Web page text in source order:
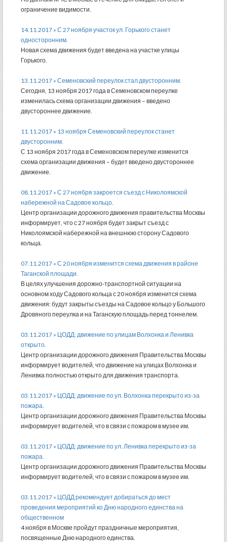
ограничение видимости.
14.11.2017 » С 27 ноября участок ул. Горького станет
односторонним.
Новая схема движения будет введена на участке улицы
Горького.
13.11.2017 » Семеновский переулок стал двусторонним.
Сегодня, 13 ноября 2017 года в Семеновском переулке
изменилась схема организации движения – введено
двустороннее движение.
11.11.2017 » 13 ноября Семеновский переулок станет
двусторонним.
С 13 ноября 2017 года в Семеновском переулке изменится
схема организации движения – будет введено двустороннее
движение.
08.11.2017 » С 27 ноября закроется съезд с Николоямской
набережной на Садовое кольцо.
Центр организации дорожного движения правительства Москвы
информирует, что с 27 ноября будет закрыт съезд с
Николоямской набережной на внешнюю сторону Садового
кольца.
07.11.2017 » С 20 ноября изменится схема движения в районе
Таганской площади.
В целях улучшения дорожно-транспортной ситуации на
основном ходу Садового кольца с 20 ноября изменится схема
движения: будут закрыты съезды на Садовое кольцо у Большого
Дровяного переулка и на Таганскую площадь перед тоннелем.
03.11.2017 » ЦОДД: движение по улицам Волхонка и Ленивка
открыто.
Центр организации дорожного движения Правительства Москвы
информирует водителей, что движение на улицах Волхонка и
Ленивка полностью открыто для движения транспорта.
03.11.2017 » ЦОДД: движение по ул. Волхонка перекрыто из-за
пожара.
Центр организации дорожного движения Правительства Москвы
информирует водителей, что в связи с пожаром в музее им.
03.11.2017 » ЦОДД: движение по ул. Ленивка перекрыто из-за
пожара.
Центр организации дорожного движения Правительства Москвы
информирует водителей, что в связи с пожаром в музее им.
03.11.2017 » ЦОДД рекомендует добираться до мест
проведения мероприятий ко Дню народного единства на
общественном
4 ноября в Москве пройдут праздничные мероприятия,
посвященные Дню народного единства.